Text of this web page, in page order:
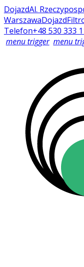
DojazdAl.
WarszawaDojazd
Telefon+48 530 333
menu trigger menu